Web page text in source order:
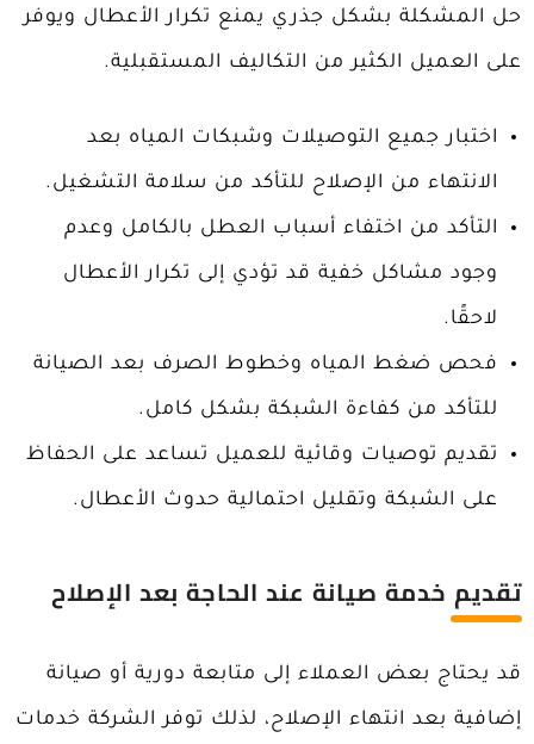
حل المشكلة بشكل جذري يمنع تكرار الأعطال ويوفر
على العميل الكثير من التكاليف المستقبلية.
اختبار جميع التوصيلات وشبكات المياه بعد
الانتهاء من الإصلاح للتأكد من سلامة التشغيل.
التأكد من اختفاء أسباب العطل بالكامل وعدم
وجود مشاكل خفية قد تؤدي إلى تكرار الأعطال
لاحقًا.
فحص ضغط المياه وخطوط الصرف بعد الصيانة
للتأكد من كفاءة الشبكة بشكل كامل.
تقديم توصيات وقائية للعميل تساعد على الحفاظ
على الشبكة وتقليل احتمالية حدوث الأعطال.
تقديم خدمة صيانة عند الحاجة بعد الإصلاح
قد يحتاج بعض العملاء إلى متابعة دورية أو صيانة
إضافية بعد انتهاء الإصلاح، لذلك توفر الشركة خدمات